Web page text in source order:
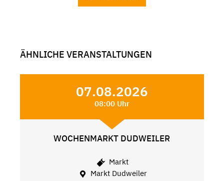
ÄHNLICHE VERANSTALTUNGEN
07.08.2026
08:00 Uhr
WOCHENMARKT DUDWEILER
Markt
Markt Dudweiler